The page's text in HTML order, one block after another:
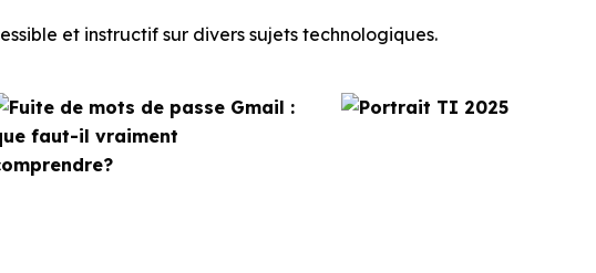
et instructif sur divers sujets technologiques.